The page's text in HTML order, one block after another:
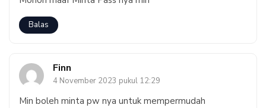
Balas
Finn
4 November 2023 pukul 12:29
Min boleh minta pw nya untuk mempermudah